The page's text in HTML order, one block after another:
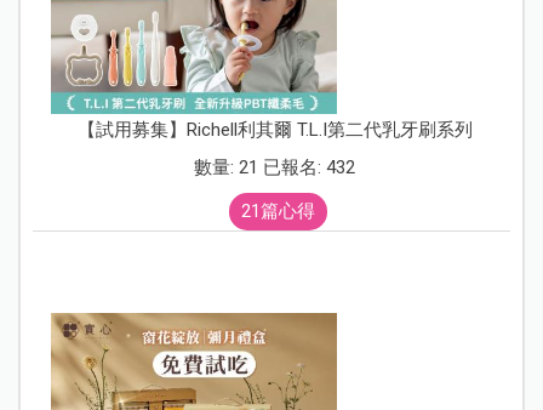
【試用募集】Richell利其爾 T.L.I第二代乳牙刷系列
數量: 21 已報名: 432
21篇心得